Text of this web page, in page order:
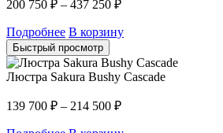
200 750 ₽ – 437 250 ₽
Подробнее В корзину
Быстрый просмотр
Люстра Sakura Bushy Cascade
139 700 ₽ – 214 500 ₽